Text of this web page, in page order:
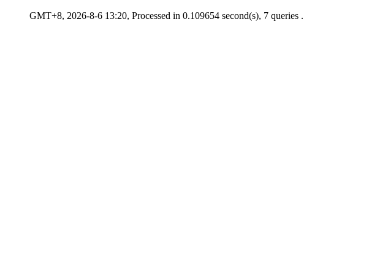
GMT+8, 2026-8-6 13:20, Processed in 0.109654 second(s), 7 queries .